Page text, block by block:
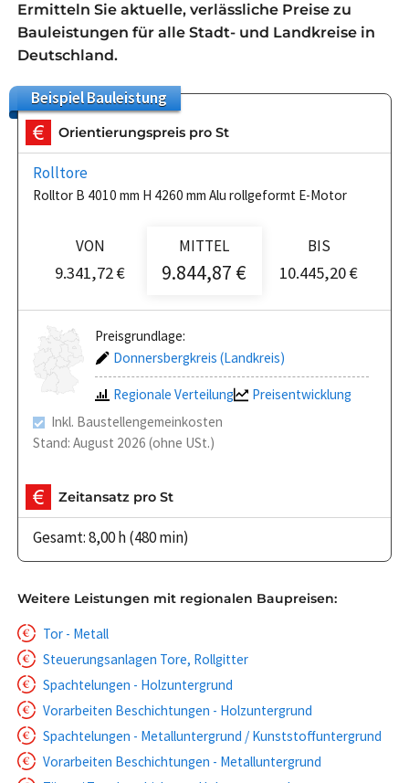
Ermitteln Sie aktuelle, verlässliche Preise zu
Bauleistungen für alle Stadt- und Landkreise in
Deutschland.
BeispielBauleistung
Orientierungspreis pro St
Rolltore
Rolltor B 4010 mm H 4260 mm Alu rollgeformt E-Motor
VON
9.341,72 €
MITTEL
9.844,87 €
BIS
10.445,20 €
Preisgrundlage:
Donnersbergkreis (Landkreis)
Regionale Verteilung
Preisentwicklung
Inkl. Baustellengemeinkosten
Stand: August 2026 (ohne USt.)
Zeitansatz pro St
Gesamt: 8,00 h (480 min)
Weitere Leistungen mit regionalen Baupreisen:
Tor - Metall
Steuerungsanlagen Tore, Rollgitter
Spachtelungen - Holzuntergrund
Vorarbeiten Beschichtungen - Holzuntergrund
Spachtelungen - Metalluntergrund / Kunststoffuntergrund
Vorarbeiten Beschichtungen - Metalluntergrund